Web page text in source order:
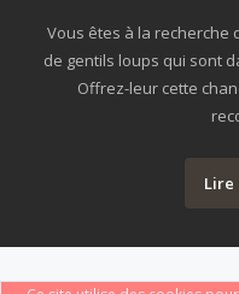
Vous êtes à la recherche
de gentils loups qui sont
Offrez-leur cette
Lire